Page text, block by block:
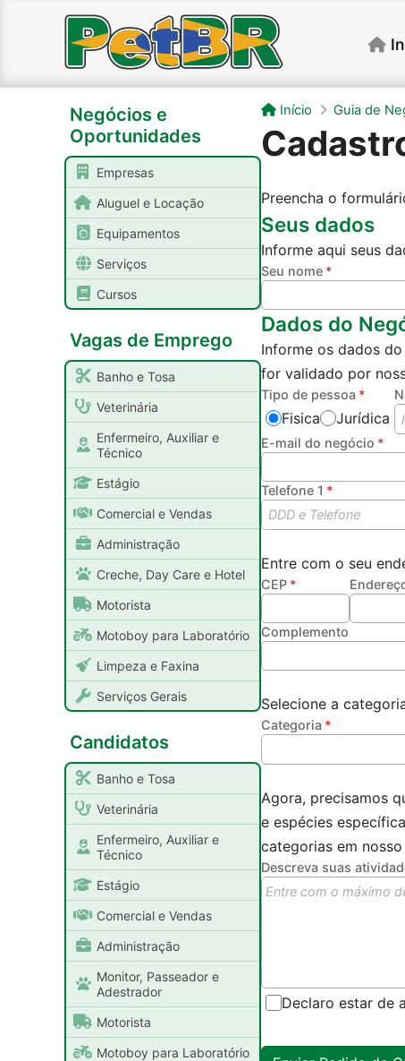
Negócios e
Oportunidades
Empresas
Aluguel e Locação
Equipamentos
Serviços
Cursos
Vagas de Emprego
Banho e Tosa
Veterinária
Enfermeiro, Auxiliar e
Técnico
Estágio
Comercial e Vendas
Administração
Creche, Day Care e Hotel
Motorista
Motoboy para Laboratório
Limpeza e Faxina
Serviços Gerais
Candidatos
Banho e Tosa
Veterinária
Enfermeiro, Auxiliar e
Técnico
Estágio
Comercial e Vendas
Administração
Monitor, Passeador e
Adestrador
Motorista
Motoboy para Laboratório
Início Guia de
Preencha o
Seus dados
Informe aqui seus
Seu nome
Dados do
Informe os dados
for validado por
Tipo de pessoa
Fisica Jurídica
E-mail do negócio
Telefone 1
Entre com o seu
CEP
Complemento
Selecione a
Categoria
Agora, precisamos
e espécies
categorias em
Descreva suas
Declaro estar de